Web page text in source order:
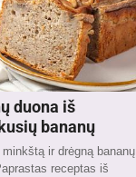
duona iš
bananų
ir drėgną bananų
receptas iš